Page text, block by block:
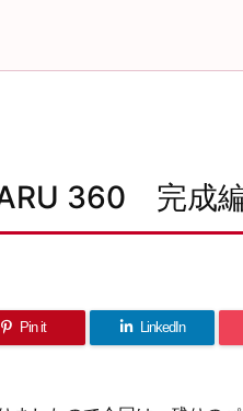
360 完成
Pin it LinkedIn